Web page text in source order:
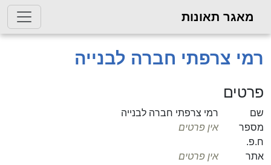
מאגר תאונות
רמי צרפתי חברה לבנייה
פרטים
שם
רמי צרפתי חברה לבנייה
מספר
ח.פ.
אין פרטים
אתר
אין פרטים